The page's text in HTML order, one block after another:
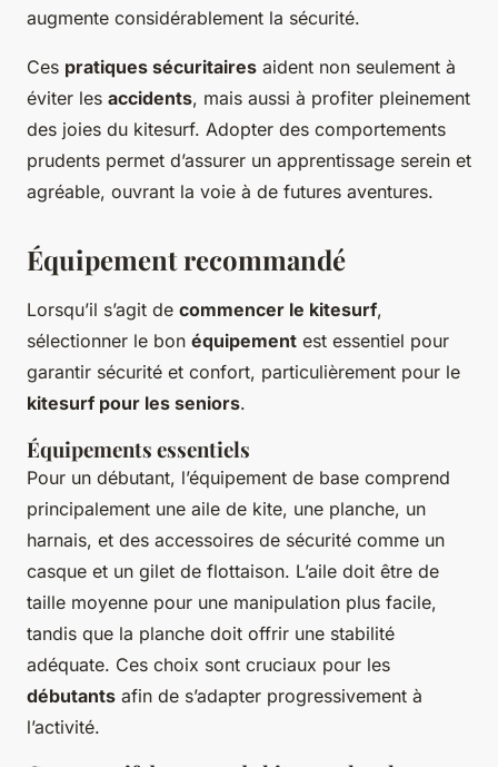
augmente considérablement la sécurité.
Ces pratiques sécuritaires aident non seulement à
éviter les accidents, mais aussi à profiter pleinement
des joies du kitesurf. Adopter des comportements
prudents permet d’assurer un apprentissage serein et
agréable, ouvrant la voie à de futures aventures.
Équipement recommandé
Lorsqu’il s’agit de commencer le kitesurf,
sélectionner le bon équipement est essentiel pour
garantir sécurité et confort, particulièrement pour le
kitesurf pour les seniors.
Équipements essentiels
Pour un débutant, l’équipement de base comprend
principalement une aile de kite, une planche, un
harnais, et des accessoires de sécurité comme un
casque et un gilet de flottaison. L’aile doit être de
taille moyenne pour une manipulation plus facile,
tandis que la planche doit offrir une stabilité
adéquate. Ces choix sont cruciaux pour les
débutants afin de s’adapter progressivement à
l’activité.